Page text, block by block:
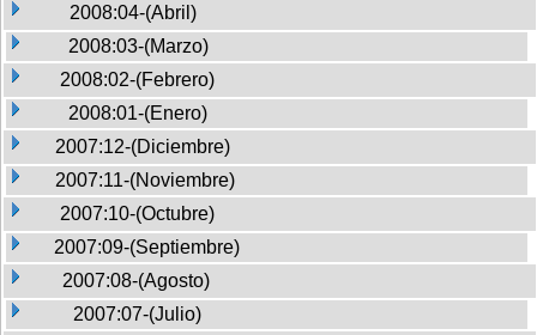
2008:04-(Abril)
2008:03-(Marzo)
2008:02-(Febrero)
2008:01-(Enero)
2007:12-(Diciembre)
2007:11-(Noviembre)
2007:10-(Octubre)
2007:09-(Septiembre)
2007:08-(Agosto)
2007:07-(Julio)